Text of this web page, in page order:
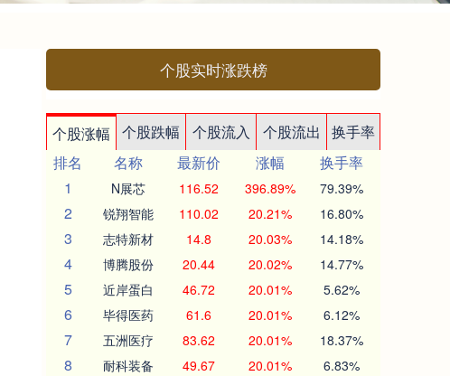
个股实时涨跌榜
个股涨幅 个股跌幅 个股流入 个股流出
换手率
排名
名称 最新价 涨幅
换手率
1
N展芯 116.52 396.89% 79.39%
2 锐翔智能 110.02 20.21% 16.80%
3 志特新材 14.8 20.03% 14.18%
4 博腾股份 20.44 20.02% 14.77%
5 近岸蛋白 46.72 20.01% 5.62%
6 毕得医药 61.6 20.01% 6.12%
7 五洲医疗 83.62 20.01% 18.37%
8 耐科装备 49.67 20.01% 6.83%